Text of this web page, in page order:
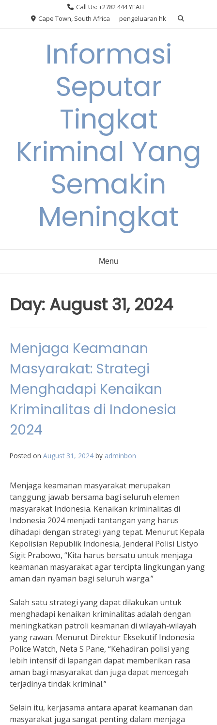
Call Us: +2782 444 YEAH
Cape Town, South Africa
pengeluaran hk
Informasi
Seputar
Tingkat
Kriminal Yang
Semakin
Meningkat
Menu
Day: August 31, 2024
Menjaga Keamanan
Masyarakat: Strategi
Menghadapi Kenaikan
Kriminalitas di Indonesia
2024
Posted on August 31, 2024 by adminbon
Menjaga keamanan masyarakat merupakan
tanggung jawab bersama bagi seluruh elemen
masyarakat Indonesia. Kenaikan kriminalitas di
Indonesia 2024 menjadi tantangan yang harus
dihadapi dengan strategi yang tepat. Menurut Kepala
Kepolisian Republik Indonesia, Jenderal Polisi Listyo
Sigit Prabowo, “Kita harus bersatu untuk menjaga
keamanan masyarakat agar tercipta lingkungan yang
aman dan nyaman bagi seluruh warga.”
Salah satu strategi yang dapat dilakukan untuk
menghadapi kenaikan kriminalitas adalah dengan
meningkatkan patroli keamanan di wilayah-wilayah
yang rawan. Menurut Direktur Eksekutif Indonesia
Police Watch, Neta S Pane, “Kehadiran polisi yang
lebih intensif di lapangan dapat memberikan rasa
aman bagi masyarakat dan juga dapat mencegah
terjadinya tindak kriminal.”
Selain itu, kerjasama antara aparat keamanan dan
masyarakat juga sangat penting dalam menjaga